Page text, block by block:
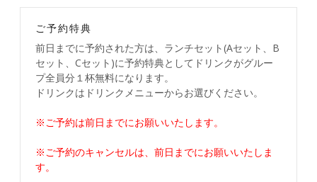
ご予約特典
前日までに予約された方は、ランチセット(Aセット、B
セット、Cセット)に予約特典としてドリンクがグルー
プ全員分１杯無料になります。
ドリンクはドリンクメニューからお選びください。
※ご予約は前日までにお願いいたします。
※ご予約のキャンセルは、前日までにお願いいたしま
す。